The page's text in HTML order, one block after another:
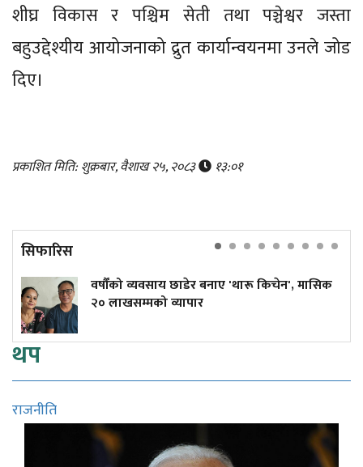
शीघ्र विकास र पश्चिम सेती तथा पञ्चेश्वर जस्ता
बहुउद्देश्यीय आयोजनाको द्रुत कार्यान्वयनमा उनले जोड
दिए।
प्रकाशित मिति: शुक्रबार, वैशाख २५, २०८३ १३:०१
सिफारिस
वर्षौंको व्यवसाय छाडेर बनाए 'थारू किचेन', मासिक
२० लाखसम्मको व्यापार
थप
राजनीति